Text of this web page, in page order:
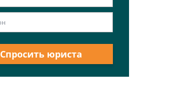
Спросить юриста